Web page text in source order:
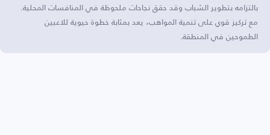
بالتزامه بتطوير الشباب وقد حقق نجاحات ملحوظة في المنافسات المحلية.
مع تركيز قوي على تنمية المواهب، يعد بمثابة خطوة حيوية للاعبين
الطموحين في المنطقة.